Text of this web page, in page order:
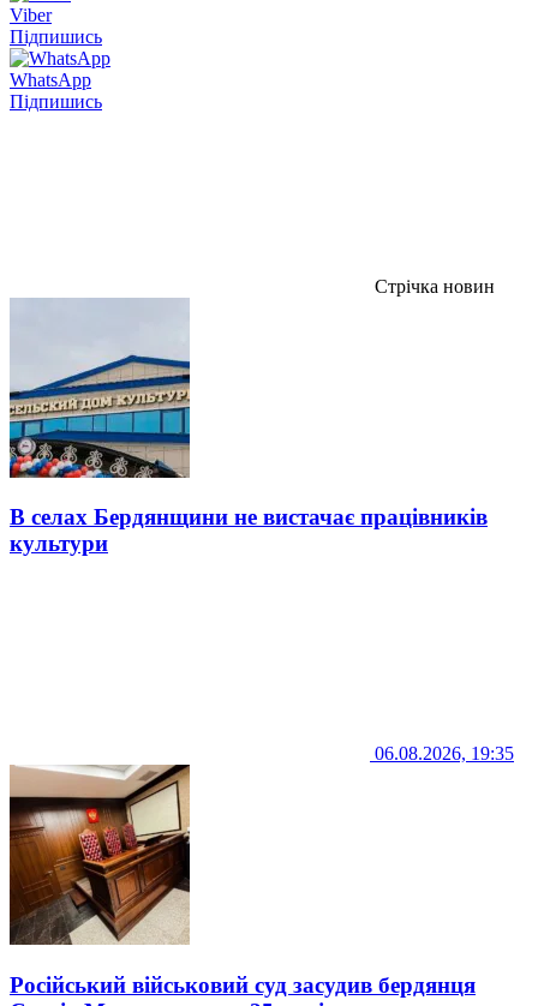
Viber
Підпишись
WhatsApp
Підпишись
Стрічка новин
В селах Бердянщини не вистачає працівників
культури
06.08.2026, 19:35
Російський військовий суд засудив бердянця